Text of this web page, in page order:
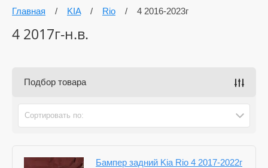
Главная / KIA/ Rio / 4 2016-2023г
4 2017г-н.в.
Подбор товара
Сортировать по:
Бампер задний Kia Rio 4 2017-2022г